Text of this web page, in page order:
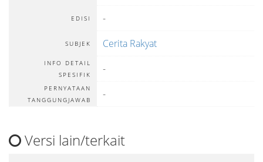
EDISI -
SUBJEK Cerita Rakyat
INFO DETAIL
SPESIFIK
-
PERNYATAAN
TANGGUNGJAWAB
-
Versi lain/terkait